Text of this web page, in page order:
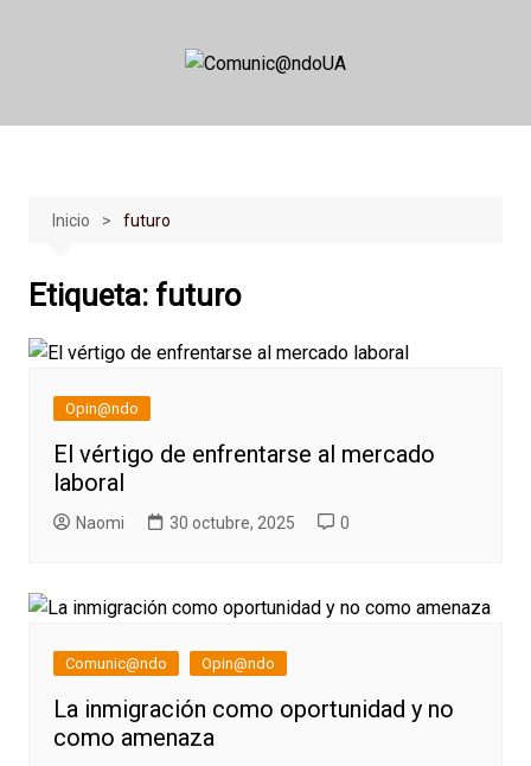
Inicio futuro
Etiqueta: futuro
Opin@ndo
El vértigo de enfrentarse al mercado
laboral
Naomi 30 octubre, 2025 0
Comunic@ndo Opin@ndo
La inmigración como oportunidad y no
como amenaza